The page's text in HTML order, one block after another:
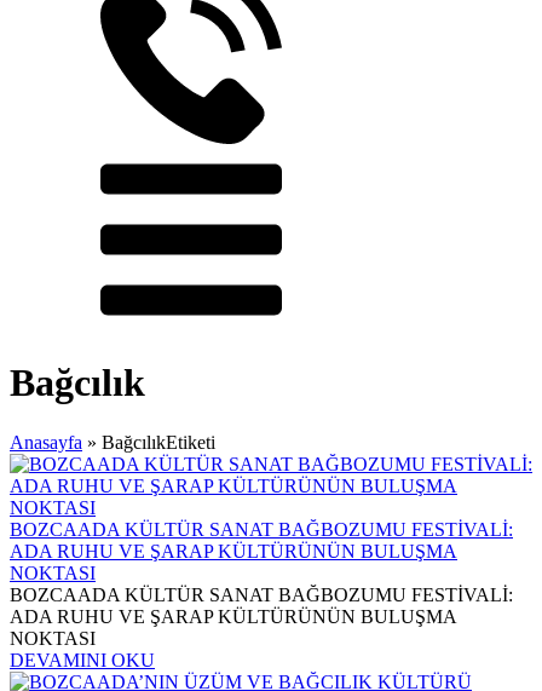
Bağcılık
Anasayfa » BağcılıkEtiketi
BOZCAADA KÜLTÜR SANAT BAĞBOZUMU FESTİVALİ:
ADA RUHU VE ŞARAP KÜLTÜRÜNÜN BULUŞMA
NOKTASI
BOZCAADA KÜLTÜR SANAT BAĞBOZUMU FESTİVALİ:
ADA RUHU VE ŞARAP KÜLTÜRÜNÜN BULUŞMA
NOKTASI
DEVAMINI OKU